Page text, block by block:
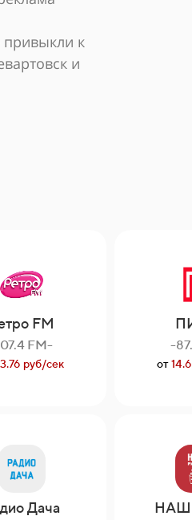
привыкли к
и
FM
FM-
руб/сек
Дача
-
от